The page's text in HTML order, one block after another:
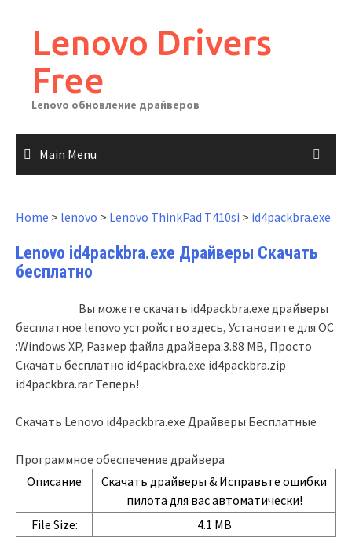
contentLenovo Drivers
Free
Lenovo обновление драйверов
Main Menu
Home > lenovo > Lenovo ThinkPad T410si > id4packbra.exe
Lenovo id4packbra.exe Драйверы Скачать
бесплатно
Вы можете скачать id4packbra.exe драйверы
бесплатное lenovo устройство здесь, Установите для ОС
:Windows XP, Размер файла драйвера:3.88 MB, Просто
Скачать бесплатно id4packbra.exe id4packbra.zip
id4packbra.rar Теперь!
Скачать Lenovo id4packbra.exe Драйверы Бесплатные
Программное обеспечение драйвера
Описание
Скачать драйверы & Исправьте ошибки
пилота для вас автоматически!
File Size:
4.1 MB